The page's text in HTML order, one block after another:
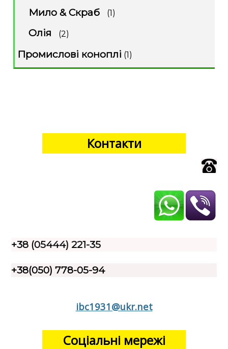
Мило & Скраб (1)
Олія (2)
Промислові коноплі (1)
Контакти
+38 (05444) 221-35
+38(050) 778-05-94
ibc1931@ukr.net
Соціальні мережі